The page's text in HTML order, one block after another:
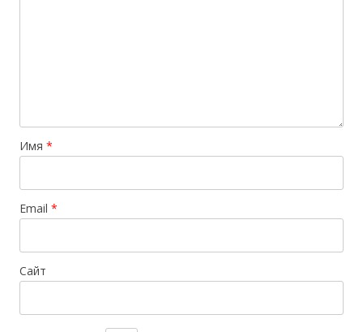
Имя *
Email *
Сайт